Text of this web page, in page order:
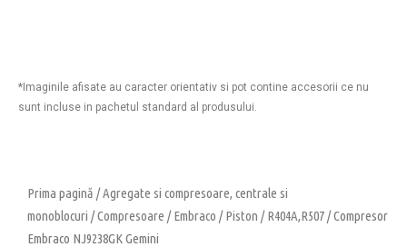
*Imaginile afisate au caracter orientativ si pot contine accesorii ce nu
sunt incluse in pachetul standard al produsului.
Prima pagină /Agregate si compresoare, centrale si
monoblocuri /Compresoare /Embraco /Piston /R404A,R507/ Compresor
Embraco NJ9238GK Gemini